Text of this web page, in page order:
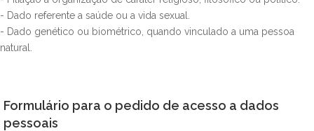
- Dado referente a saúde ou a vida sexual.
- Dado genético ou biométrico, quando vinculado a uma pessoa
natural.
Formulário para o pedido de acesso a dados
pessoais